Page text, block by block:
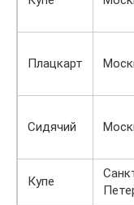
Плацкарт
Сидячий
Купе